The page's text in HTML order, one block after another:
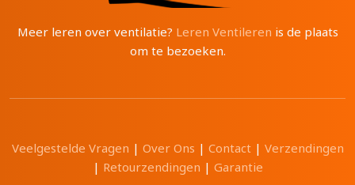
Meer leren over ventilatie? Leren Ventileren is de plaats
om te bezoeken.
Veelgestelde Vragen | Over Ons | Contact| Verzendingen
| Retourzendingen | Garantie